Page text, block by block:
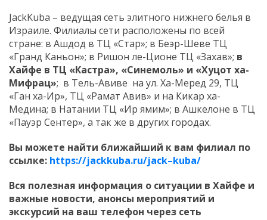
JackKuba – ведущая сеть элитного нижнего белья в
Израиле. Филиалы сети расположены по всей
стране: в Ашдод в ТЦ «Стар»; в Беэр-Шеве ТЦ
«Гранд Каньон»; в Ришон ле-Ционе ТЦ «Захав»; в
Хайфе в ТЦ «Кастра», «Синемоль» и «Хуцот ха-
Мифрац»; в Тель-Авиве на ул. Ха-Меред 29, ТЦ
«Ган ха-Ир», ТЦ «Рамат Авив» и на Кикар ха-
Медина; в Натании ТЦ «Ир ямим»; в Ашкелоне в ТЦ
«Пауэр Сентер», а так же в других городах.
Вы можете найти ближайший к вам филиал по
ссылке: https://jackkuba.ru/jack–kuba/
Вся полезная информация о ситуации в Хайфе и
важные новости, анонсы мероприятий и
экскурсий на ваш телефон через сеть